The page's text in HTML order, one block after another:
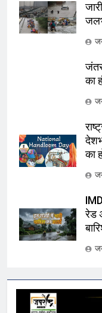
का
का
रेड